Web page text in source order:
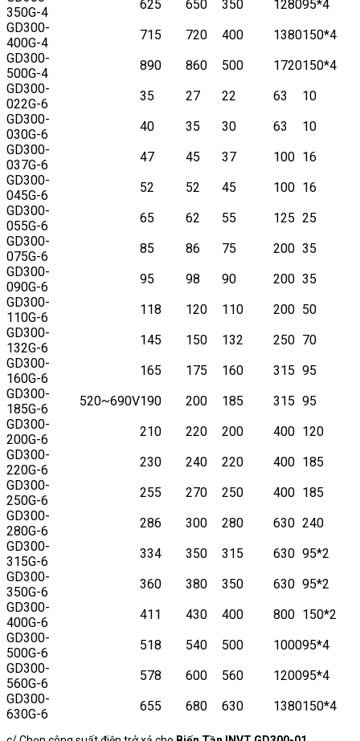
350G-4
625 650 350 128095*4
GD300-
400G-4
715 720 400 1380150*4
GD300-
500G-4
890 860 500 1720150*4
GD300-
022G-6
520~690V
35 27 22 63
10
GD300-
030G-6
40 35 30 63
10
GD300-
037G-6
47 45 37 100 16
GD300-
045G-6
52 52 45 100 16
GD300-
055G-6
65 62 55 125 25
GD300-
075G-6
85 86 75 200 35
GD300-
090G-6
95 98 90 200 35
GD300-
110G-6
118 120 110 200 50
GD300-
132G-6
145 150 132 250 70
GD300-
160G-6
165 175 160 315 95
GD300-
185G-6
190 200 185 315 95
GD300-
200G-6
210 220 200 400 120
GD300-
220G-6
230 240 220 400 185
GD300-
250G-6
255 270 250 400 185
GD300-
280G-6
286 300 280 630 240
GD300-
315G-6
334 350 315 630 95*2
GD300-
350G-6
360 380 350 630 95*2
GD300-
400G-6
411 430 400 800 150*2
GD300-
500G-6
518 540 500 100095*4
GD300-
560G-6
578 600 560 120095*4
GD300-
630G-6
655 680 630 1380150*4